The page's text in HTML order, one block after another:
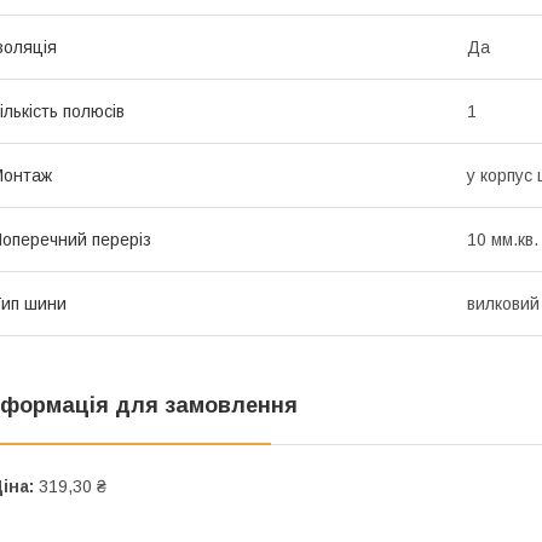
Да
полюсів 1
у корпус
переріз 10 мм.кв.
шини вилковий
для замовлення
319,30 ₴